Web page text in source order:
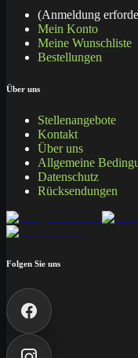
(Anmeldung
Mein Konto
Meine Wunschliste
Bestellungen
Über uns
Stellenangebote
Kontakt
Über uns
Allgemeine
Datenschutz
Rücksendungen
Folgen Sie uns